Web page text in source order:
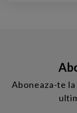
Aboneaza-te